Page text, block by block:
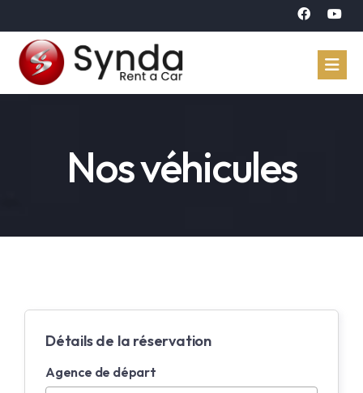
À propos
Langue
Arabe
Anglais
Nos véhicules
Détails de la réservation
Agence de départ